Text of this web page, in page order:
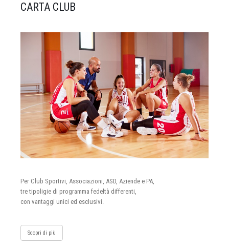
CARTA CLUB
Per Club Sportivi, Associazioni, ASD, Aziende e PA,
tre tipoligie di programma fedeltà differenti,
con vantaggi unici ed esclusivi.
Scopri di più